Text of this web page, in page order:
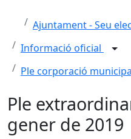
Ajuntament - Seu
Informació oficial
Ple corporació
Ple
gener de 2019